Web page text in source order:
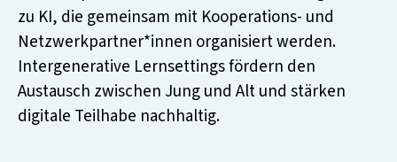
zu KI, die gemeinsam mit Kooperations- und
Netzwerkpartner*innen organisiert werden.
Intergenerative Lernsettings fördern den
Austausch zwischen Jung und Alt und stärken
digitale Teilhabe nachhaltig.